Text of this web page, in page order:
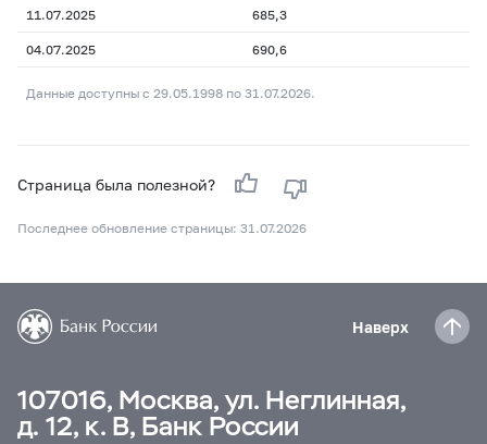
11.07.2025 685,3
04.07.2025 690,6
Данные доступны с 29.05.1998 по 31.07.2026.
Страница была полезной?
Последнее обновление страницы: 31.07.2026
Наверх
107016, Москва, ул. Неглинная,
д. 12, к. В, Банк России